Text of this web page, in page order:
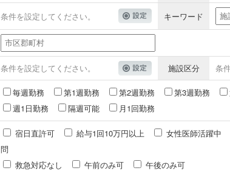
条件を設定してください。 キーワード
条件を設定してください。 施設区分 条
毎週勤務 第1週勤務 第2週勤務 第3週勤務
週1日勤務
隔週可能 月1回勤務
宿日直許可 給与1回10万円以上 女性医師活躍中
問
救急対応なし
午前のみ可 午後のみ可